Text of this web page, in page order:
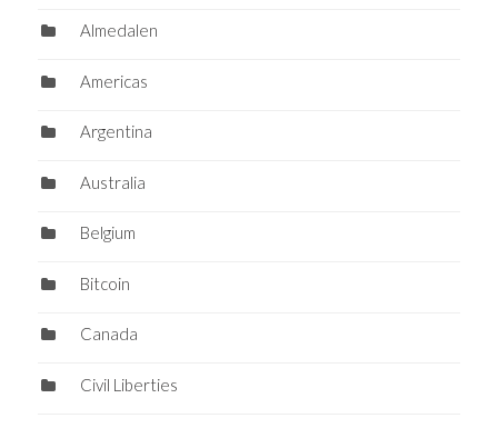
Almedalen
Americas
Argentina
Australia
Belgium
Bitcoin
Canada
Civil Liberties